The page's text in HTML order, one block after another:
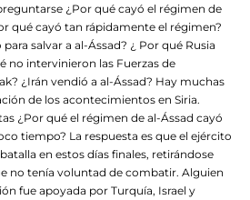
¿Por qué cayó el régimen de
qué cayó tan rápidamente el régimen?
salvar a al-Ássad? ¿ Por qué Rusia
no intervinieron las Fuerzas de
¿Irán vendió a al-Ássad? Hay muchas
de los acontecimientos en Siria.
¿Por qué el régimen de al-Ássad cayó
tiempo? La respuesta es que el ejército
en estos días finales, retirándose
no tenía voluntad de combatir. Alguien
fue apoyada por Turquía, Israel y